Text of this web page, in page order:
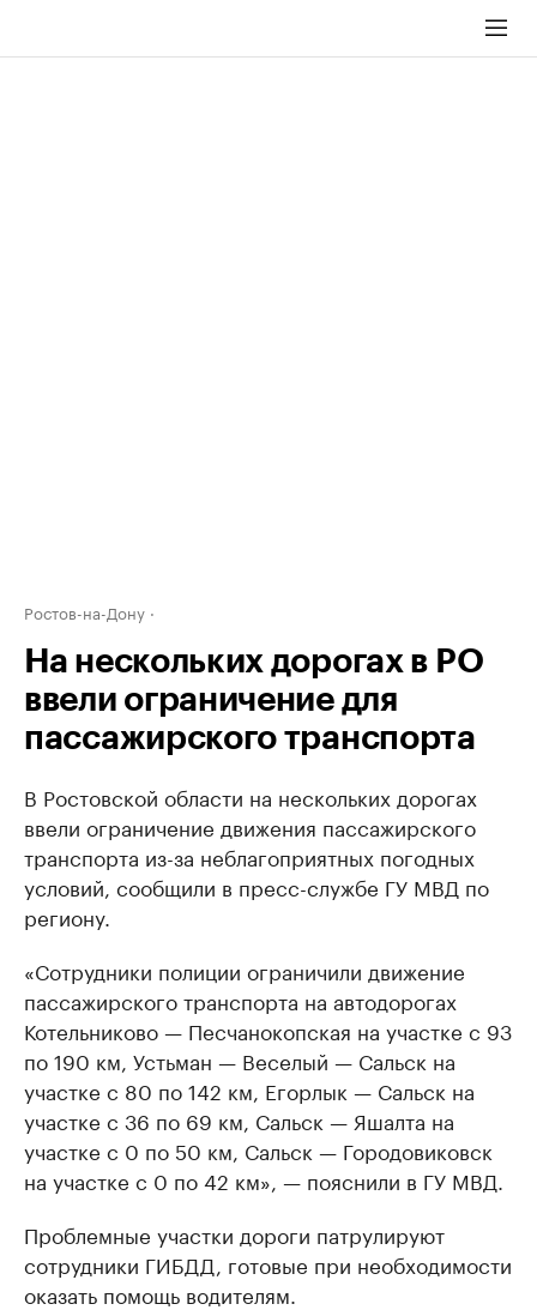
Ростов-на-Дону
На нескольких дорогах в РО
ввели ограничение для
пассажирского транспорта
В Ростовской области на нескольких дорогах
ввели ограничение движения пассажирского
транспорта из-за неблагоприятных погодных
условий, сообщили в пресс-службе ГУ МВД по
региону.
«Сотрудники полиции ограничили движение
пассажирского транспорта на автодорогах
Котельниково — Песчанокопская на участке с 93
по 190 км, Устьман — Веселый — Сальск на
участке с 80 по 142 км, Егорлык — Сальск на
участке с 36 по 69 км, Сальск — Яшалта на
участке с 0 по 50 км, Сальск — Городовиковск
на участке с 0 по 42 км», — пояснили в ГУ МВД.
Проблемные участки дороги патрулируют
сотрудники ГИБДД, готовые при необходимости
оказать помощь водителям.